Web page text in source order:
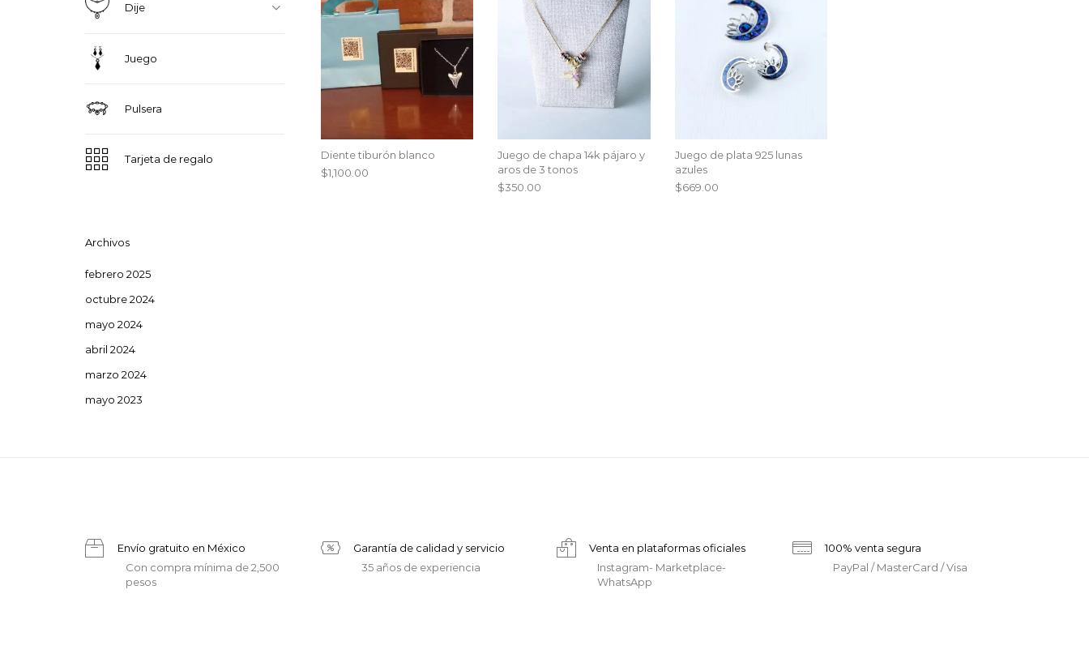
Dije
Juego
Pulsera
Tarjeta de regalo
Archivos
febrero 2025
octubre 2024
mayo 2024
abril 2024
marzo 2024
mayo 2023
Diente tiburón blanco
$1,100.00
Juego de chapa 14k pájaro y
aros de 3 tonos
$350.00
Juego de plata 925 lunas
azules
$669.00
Envío gratuito en México
Con compra mínima de 2,500
pesos
Garantía de calidad y servicio
35 años de experiencia
Venta en plataformas oficiales
Instagram- Marketplace-
WhatsApp
100% venta segura
PayPal / MasterCard / Visa